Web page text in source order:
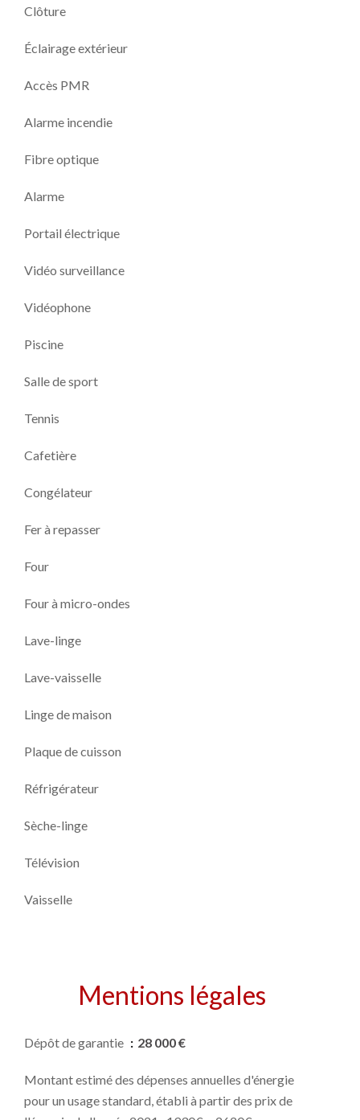
Clôture
Éclairage extérieur
Accès PMR
Alarme incendie
Fibre optique
Alarme
Portail électrique
Vidéo surveillance
Vidéophone
Piscine
Salle de sport
Tennis
Cafetière
Congélateur
Fer à repasser
Four
Four à micro-ondes
Lave-linge
Lave-vaisselle
Linge de maison
Plaque de cuisson
Réfrigérateur
Sèche-linge
Télévision
Vaisselle
Mentions légales
Dépôt de garantie 28 000 €
Montant estimé des dépenses annuelles d'énergie
pour un usage standard, établi à partir des prix de